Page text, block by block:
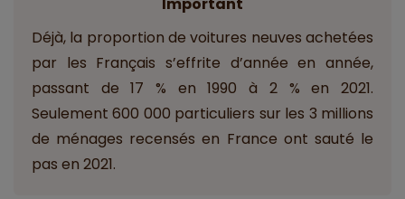
Déjà, la proportion de voitures neuves achetées
par les Français s’effrite d’année en année,
passant de 17 % en 1990 à 2 % en 2021.
Seulement 600 000 particuliers sur les 3 millions
de ménages recensés en France ont sauté le
pas en 2021.